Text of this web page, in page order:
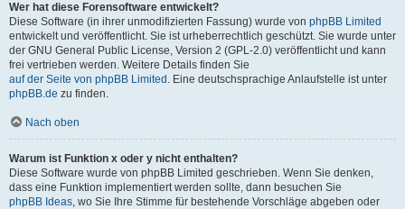
Wer hat diese Forensoftware entwickelt?
Diese Software (in ihrer unmodifizierten Fassung) wurde von phpBB Limited
entwickelt und veröffentlicht. Sie ist urheberrechtlich geschützt. Sie wurde unter
der GNU General Public License, Version 2 (GPL-2.0) veröffentlicht und kann
frei vertrieben werden. Weitere Details finden Sie
auf der Seite von phpBB Limited . Eine deutschsprachige Anlaufstelle ist unter
phpBB.de zu finden.
Nach oben
Warum ist Funktion x oder y nicht enthalten?
Diese Software wurde von phpBB Limited geschrieben. Wenn Sie denken,
dass eine Funktion implementiert werden sollte, dann besuchen Sie
phpBB Ideas, wo Sie Ihre Stimme für bestehende Vorschläge abgeben oder